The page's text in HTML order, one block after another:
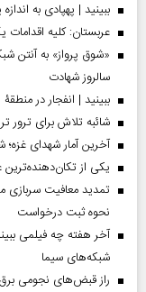
ببینید | پهپادی به
عربستان: کلیه
«شوق پرواز» به آنتن
سالروز شهادت
ببینید | انفجار در
شائبه تلاش برای ترور
آخرین آمار شهدای غزه؛ شمار
یکی از
نحوه ثبت درخواست
آخر هفته چه فیلمی
شبکه‌های سیما
راز قبض‌های نجومی